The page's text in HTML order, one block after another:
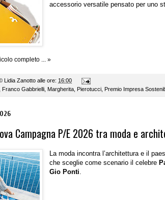
accessorio versatile pensato per uno
completo ... »
Lidia Zanotto alle ore: 16:00
Franco Gabbrielli Margherita Pierotucci Premio Impresa
Campagna P/E 2026 tra moda e
La moda incontra l’architettura e il
che sceglie come scenario il celebre
Gio Ponti.